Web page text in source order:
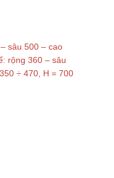
sâu 500 – cao
rộng 360 – sâu
÷ 470, H = 700